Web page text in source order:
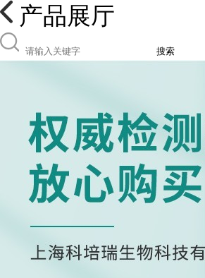
产品展厅
搜索